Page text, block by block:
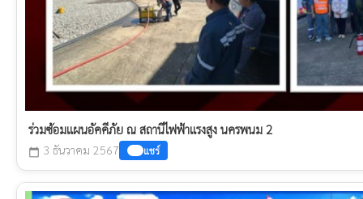
ร่วมซ้อมแผนอัคคีภัย ณ สถานีไฟฟ้าแรงสูง นครพนม 2
calendar_today 3 ธันวาคม 2567 แชร์